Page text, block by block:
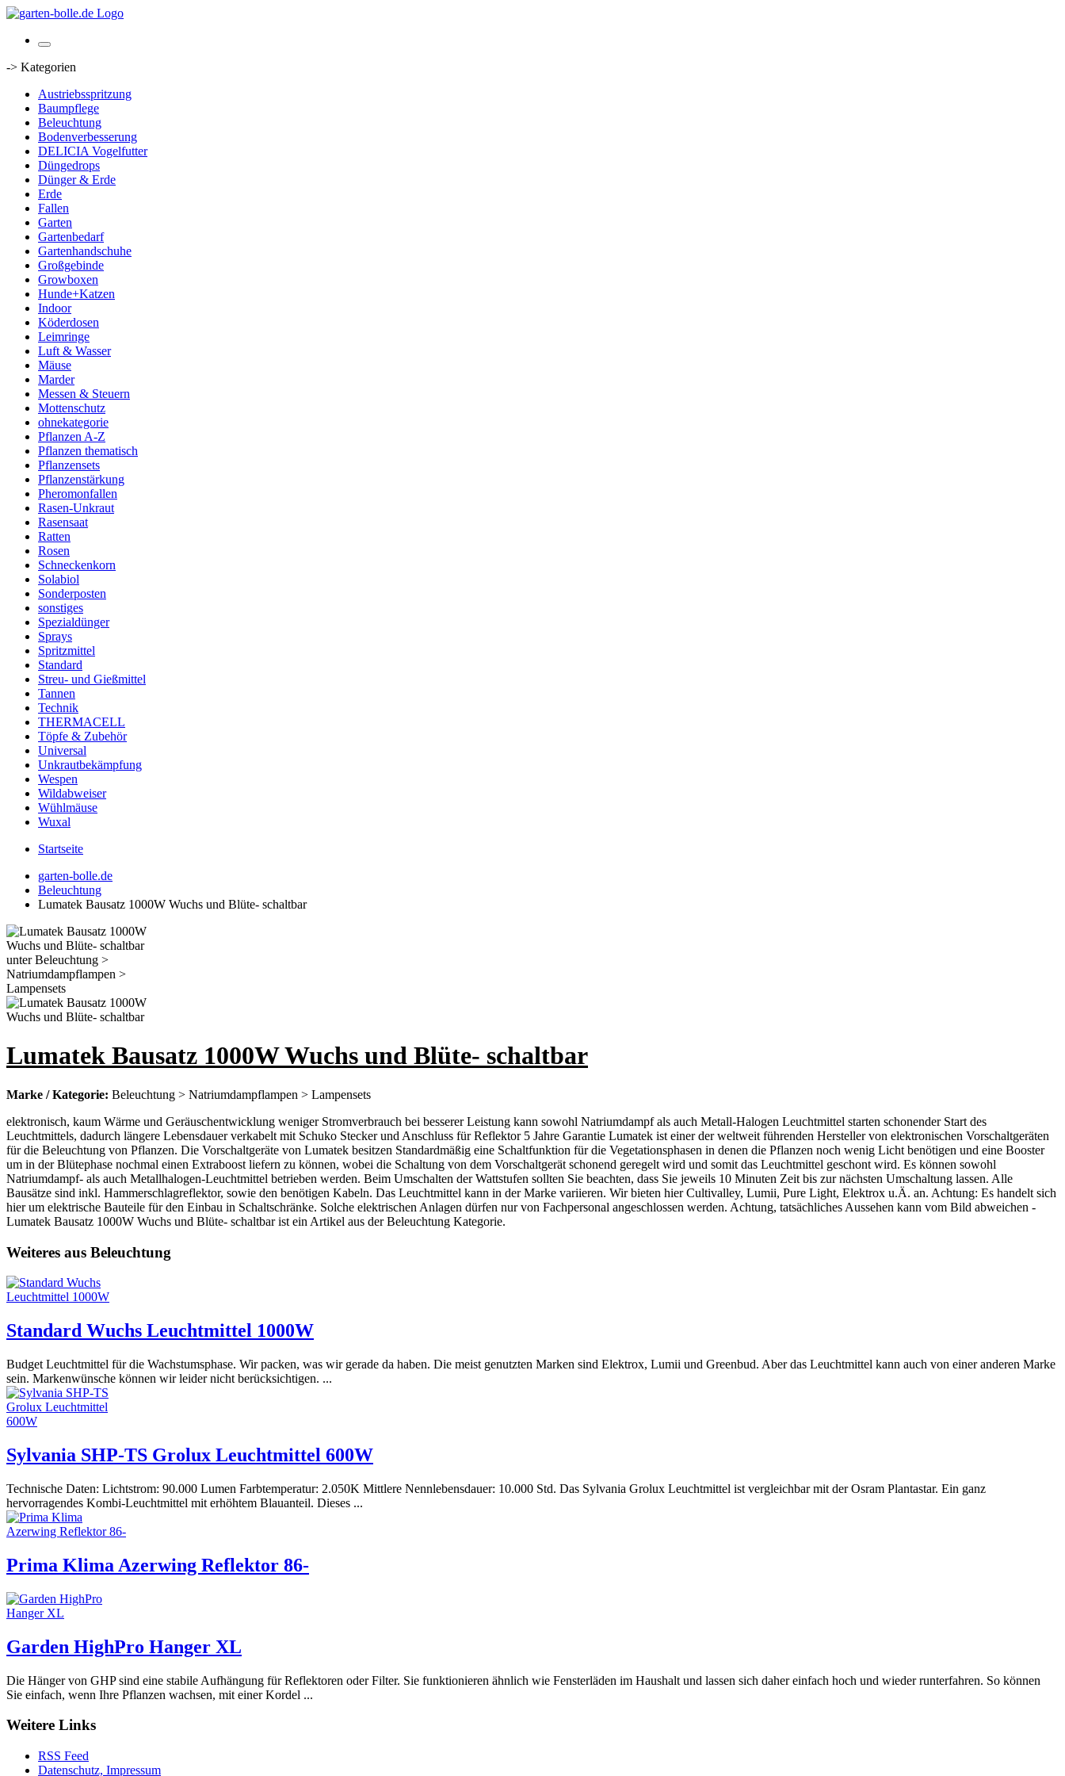
-> Kategorien
Austriebsspritzung
Baumpflege
Beleuchtung
Bodenverbesserung
DELICIA Vogelfutter
Düngedrops
Dünger & Erde
Erde
Fallen
Garten
Gartenbedarf
Gartenhandschuhe
Großgebinde
Growboxen
Hunde+Katzen
Indoor
Köderdosen
Leimringe
Luft & Wasser
Mäuse
Marder
Messen & Steuern
Mottenschutz
ohnekategorie
Pflanzen A-Z
Pflanzen thematisch
Pflanzensets
Pflanzenstärkung
Pheromonfallen
Rasen-Unkraut
Rasensaat
Ratten
Rosen
Schneckenkorn
Solabiol
Sonderposten
sonstiges
Spezialdünger
Sprays
Spritzmittel
Standard
Streu- und Gießmittel
Tannen
Technik
THERMACELL
Töpfe & Zubehör
Universal
Unkrautbekämpfung
Wespen
Wildabweiser
Wühlmäuse
Wuxal
Startseite
garten-bolle.de
Beleuchtung
Lumatek Bausatz 1000W Wuchs und Blüte- schaltbar
Lumatek Bausatz 1000W Wuchs und Blüte- schaltbar
Marke / Kategorie: Beleuchtung > Natriumdampflampen > Lampensets
elektronisch, kaum Wärme und Geräuschentwicklung weniger Stromverbrauch bei besserer Leistung kann sowohl Natriumdampf als auch Metall-Halogen Leuchtmittel starten schonender Start des
Leuchtmittels, dadurch längere Lebensdauer verkabelt mit Schuko Stecker und Anschluss für Reflektor 5 Jahre Garantie Lumatek ist einer der weltweit führenden Hersteller von elektronischen Vorschaltgeräten
für die Beleuchtung von Pflanzen. Die Vorschaltgeräte von Lumatek besitzen Standardmäßig eine Schaltfunktion für die Vegetationsphasen in denen die Pflanzen noch wenig Licht benötigen und eine Booster
um in der Blütephase nochmal einen Extraboost liefern zu können, wobei die Schaltung von dem Vorschaltgerät schonend geregelt wird und somit das Leuchtmittel geschont wird. Es können sowohl
Natriumdampf- als auch Metallhalogen-Leuchtmittel betrieben werden. Beim Umschalten der Wattstufen sollten Sie beachten, dass Sie jeweils 10 Minuten Zeit bis zur nächsten Umschaltung lassen. Alle
Bausätze sind inkl. Hammerschlagreflektor, sowie den benötigen Kabeln. Das Leuchtmittel kann in der Marke variieren. Wir bieten hier Cultivalley, Lumii, Pure Light, Elektrox u.Ä. an. Achtung: Es handelt sich
hier um elektrische Bauteile für den Einbau in Schaltschränke. Solche elektrischen Anlagen dürfen nur von Fachpersonal angeschlossen werden. Achtung, tatsächliches Aussehen kann vom Bild abweichen -
Lumatek Bausatz 1000W Wuchs und Blüte- schaltbar ist ein Artikel aus der Beleuchtung Kategorie.
Weiteres aus Beleuchtung
Standard Wuchs Leuchtmittel 1000W
Budget Leuchtmittel für die Wachstumsphase. Wir packen, was wir gerade da haben. Die meist genutzten Marken sind Elektrox, Lumii und Greenbud. Aber das Leuchtmittel kann auch von einer anderen Marke
sein. Markenwünsche können wir leider nicht berücksichtigen. ...
Sylvania SHP-TS Grolux Leuchtmittel 600W
Technische Daten: Lichtstrom: 90.000 Lumen Farbtemperatur: 2.050K Mittlere Nennlebensdauer: 10.000 Std. Das Sylvania Grolux Leuchtmittel ist vergleichbar mit der Osram Plantastar. Ein ganz
hervorragendes Kombi-Leuchtmittel mit erhöhtem Blauanteil. Dieses ...
Prima Klima Azerwing Reflektor 86-
Garden HighPro Hanger XL
Die Hänger von GHP sind eine stabile Aufhängung für Reflektoren oder Filter. Sie funktionieren ähnlich wie Fensterläden im Haushalt und lassen sich daher einfach hoch und wieder runterfahren. So können
Sie einfach, wenn Ihre Pflanzen wachsen, mit einer Kordel ...
Weitere Links
RSS Feed
Datenschutz, Impressum